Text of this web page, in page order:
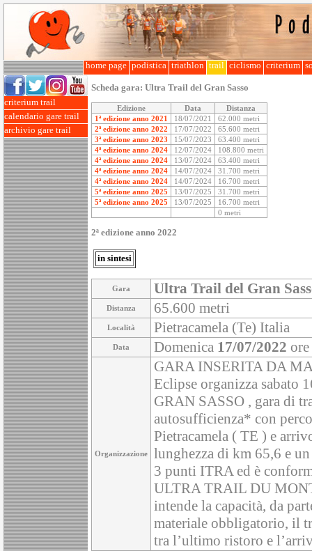
home page podistica triathlon trail ciclismo criterium
criterium trail
calendario gare trail
archivio gare trail
Scheda gara: Ultra Trail del Gran Sasso
Edizione Data
Distanza
1ª edizione anno 2021
18/07/2021
62.000 metri
2ª edizione anno 2022
17/07/2022
65.600 metri
3ª edizione anno 2023
15/07/2023
63.400 metri
4ª edizione anno 2024
12/07/2024
108.800 metri
4ª edizione anno 2024
13/07/2024
63.400 metri
4ª edizione anno 2024
14/07/2024
31.700 metri
4ª edizione anno 2024
14/07/2024
16.700 metri
5ª edizione anno 2025
13/07/2025
31.700 metri
5ª edizione anno 2025
13/07/2025
16.700 metri
0 metri
2ª edizione anno 2022
in sintesi
Gara Ultra Trail del Gran
Distanza 65.600 metri
Località Pietracamela (Te) Italia
Data Domenica 17/07/2022
Organizzazione
GARA INSERITA DA
Eclipse organizza sabato
GRAN SASSO , gara di
autosufficienza* con
Pietracamela ( TE ) e
lunghezza di km 65,6 e
3 punti ITRA ed è
ULTRA TRAIL DU
intende la capacità, da
materiale obbligatorio, il
tra l’ultimo ristoro e